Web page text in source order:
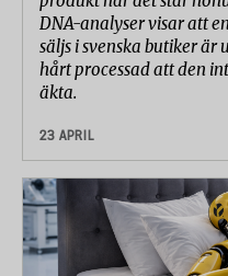
DNA-analyser visar att
säljs i svenska butiker är
hårt processad att den
äkta.
23 APRIL